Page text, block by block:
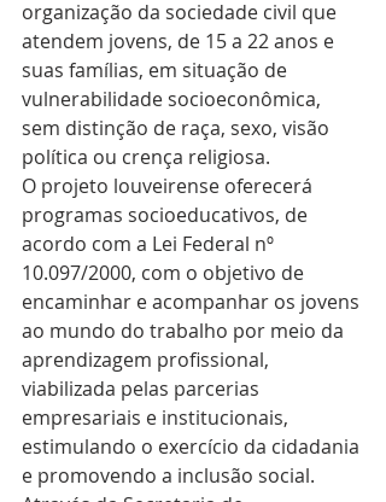
organização da sociedade civil que
atendem jovens, de 15 a 22 anos e
suas famílias, em situação de
vulnerabilidade socioeconômica,
sem distinção de raça, sexo, visão
política ou crença religiosa.
O projeto louveirense oferecerá
programas socioeducativos, de
acordo com a Lei Federal nº
10.097/2000, com o objetivo de
encaminhar e acompanhar os jovens
ao mundo do trabalho por meio da
aprendizagem profissional,
viabilizada pelas parcerias
empresariais e institucionais,
estimulando o exercício da cidadania
e promovendo a inclusão social.